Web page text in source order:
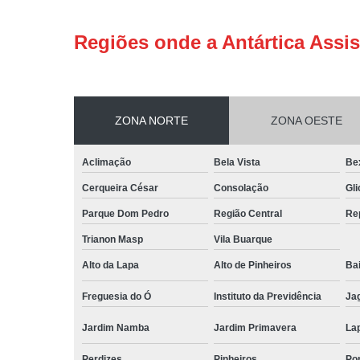
Regiões onde a Antártica
ZONA NORTE ZONA OESTE
Aclimação Bela Vista
Cerqueira César Consolação
Parque Dom Pedro Região Central
Trianon Masp Vila Buarque
Alto da Lapa Alto de Pinheiros
Freguesia do Ó Instituto da Previdência
Jardim Namba Jardim Primavera